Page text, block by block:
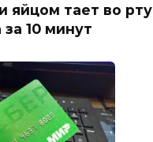
яйцом тает во рту
10 минут